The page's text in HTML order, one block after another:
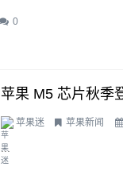
0
苹果 M5 芯片秋季
苹果迷 苹果新闻
...